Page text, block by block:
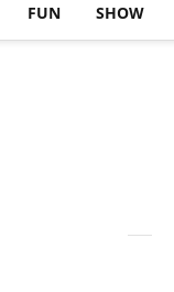
FUN SHOW